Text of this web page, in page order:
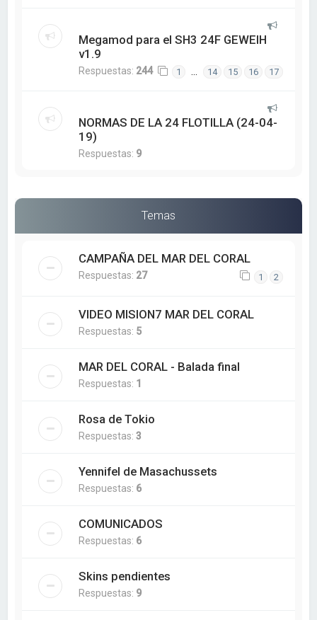
Megamod para el SH3 24F GEWEIH
v1.9
Respuestas: 244 1 … 14 15 16 17
NORMAS DE LA 24 FLOTILLA (24-04-
19)
Respuestas: 9
Temas
CAMPAÑA DEL MAR DEL CORAL
Respuestas: 27 1 2
VIDEO MISION7 MAR DEL CORAL
Respuestas: 5
MAR DEL CORAL - Balada final
Respuestas: 1
Rosa de Tokio
Respuestas:3
Yennifel de Masachussets
Respuestas: 6
COMUNICADOS
Respuestas: 6
Skins pendientes
Respuestas: 9